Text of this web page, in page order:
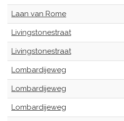
Laan van Rome
Livingstonestraat
Livingstonestraat
Lombardijeweg
Lombardijeweg
Lombardijeweg